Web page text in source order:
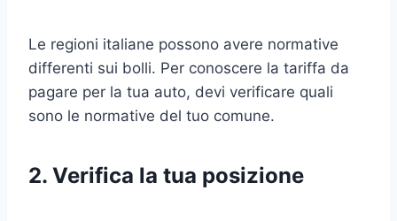
Le regioni italiane possono avere normative
differenti sui bolli. Per conoscere la tariffa da
pagare per la tua auto, devi verificare quali
sono le normative del tuo comune.
2. Verifica la tua posizione